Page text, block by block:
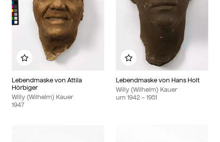
Lebendmaske von Attila
Hörbiger
Willy (Wilhelm) Kauer
1947
Zu meinem Album hinzufügen
Lebendmaske von Hans Holt
Willy (Wilhelm) Kauer
um 1942 – 1951
Zu meinem Album